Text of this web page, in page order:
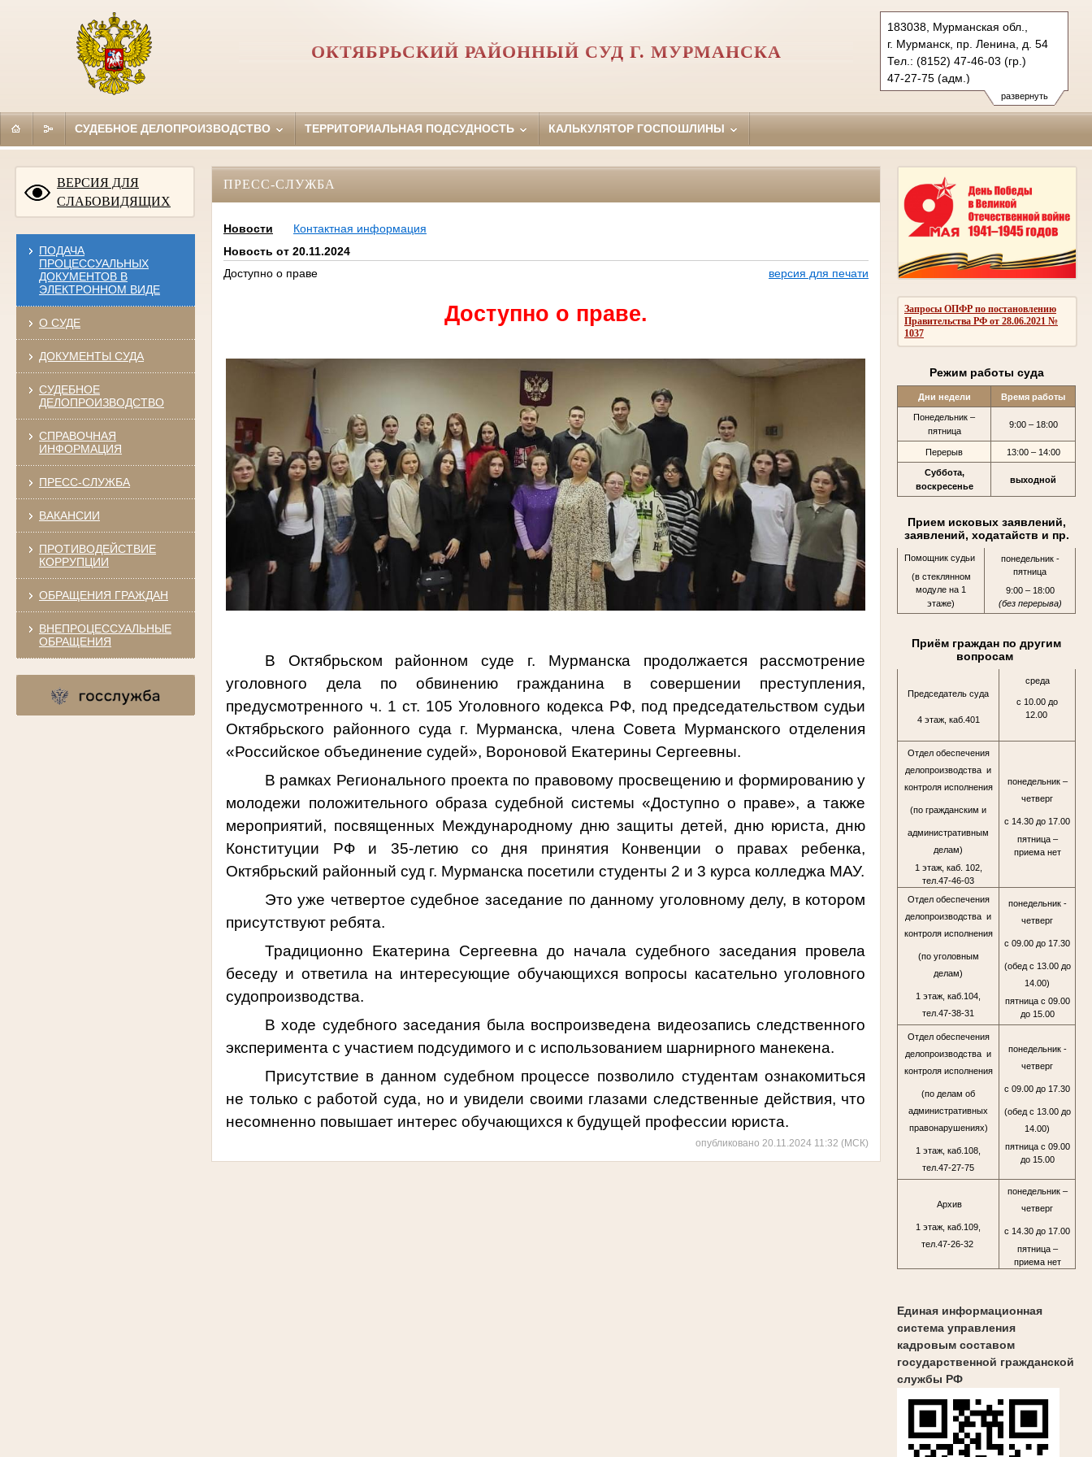
развернуть
183038, Мурманская обл.,
г. Мурманск, пр. Ленина, д. 54
Тел.: (8152) 47-46-03 (гр.)
47-27-75 (адм.)
47-38-31 (уг.)
okt.mrm@sudrf.ru
ОКТЯБРЬСКИЙ РАЙОННЫЙ СУД Г. МУРМАНСКА
СУДЕБНОЕ ДЕЛОПРОИЗВОДСТВО ТЕРРИТОРИАЛЬНАЯ ПОДСУДНОСТЬ КАЛЬКУЛЯТОР ГОСПОШЛИНЫ
ВЕРСИЯ ДЛЯ
СЛАБОВИДЯЩИХ
ПОДАЧА
ПРОЦЕССУАЛЬНЫХ
ДОКУМЕНТОВ В
ЭЛЕКТРОННОМ ВИДЕ
О СУДЕ
ДОКУМЕНТЫ СУДА
СУДЕБНОЕ
ДЕЛОПРОИЗВОДСТВО
СПРАВОЧНАЯ
ИНФОРМАЦИЯ
ПРЕСС-СЛУЖБА
ВАКАНСИИ
ПРОТИВОДЕЙСТВИЕ
КОРРУПЦИИ
ОБРАЩЕНИЯ ГРАЖДАН
ВНЕПРОЦЕССУАЛЬНЫЕ
ОБРАЩЕНИЯ
Запросы ОПФР по постановлению
Правительства РФ от 28.06.2021 №
1037
Режим работы суда
Дни недели Время работы
Понедельник –
пятница
9:00 – 18:00
Перерыв 13:00 – 14:00
Суббота,
воскресенье
выходной
Прием исковых заявлений,
заявлений, ходатайств и пр.
Помощник судьи
(в стеклянном
модуле на 1
этаже)
понедельник -
пятница
9:00 – 18:00
(без перерыва)
Приём граждан по другим
вопросам
Председатель суда
4 этаж, каб.401
среда
с 10.00 до
12.00
Отдел обеспечения
делопроизводства и
контроля исполнения
(по гражданским и
административным
делам)
1 этаж, каб. 102,
тел.47-46-03
понедельник –
четверг
с 14.30 до 17.00
пятница –
приема нет
Отдел обеспечения
делопроизводства и
контроля исполнения
(по уголовным
делам)
1 этаж, каб.104,
тел.47-38-31
понедельник -
четверг
с 09.00 до 17.30
(обед с 13.00 до
14.00)
пятница с 09.00
до 15.00
Отдел обеспечения
делопроизводства и
контроля исполнения
(по делам об
административных
правонарушениях)
1 этаж, каб.108,
тел.47-27-75
понедельник -
четверг
с 09.00 до 17.30
(обед с 13.00 до
14.00)
пятница с 09.00
до 15.00
Архив
1 этаж, каб.109,
тел.47-26-32
понедельник –
четверг
с 14.30 до 17.00
пятница –
приема нет
Единая информационная
система управления
кадровым составом
государственной гражданской
службы РФ
ПРЕСС-СЛУЖБА
Новости
Контактная информация
Новость от 20.11.2024
Доступно о праве
версия для печати
Доступно о праве.
В Октябрьском районном суде г. Мурманска продолжается рассмотрение
уголовного дела по обвинению гражданина в совершении преступления,
предусмотренного ч. 1 ст. 105 Уголовного кодекса РФ, под председательством судьи
Октябрьского районного суда г. Мурманска, члена Совета Мурманского отделения
«Российское объединение судей», Вороновой Екатерины Сергеевны.
В рамках Регионального проекта по правовому просвещению и формированию у
молодежи положительного образа судебной системы «Доступно о праве», а также
мероприятий, посвященных Международному дню защиты детей, дню юриста, дню
Конституции РФ и 35-летию со дня принятия Конвенции о правах ребенка,
Октябрьский районный суд г. Мурманска посетили студенты 2 и 3 курса колледжа МАУ.
Это уже четвертое судебное заседание по данному уголовному делу, в котором
присутствуют ребята.
Традиционно Екатерина Сергеевна до начала судебного заседания провела
беседу и ответила на интересующие обучающихся вопросы касательно уголовного
судопроизводства.
В ходе судебного заседания была воспроизведена видеозапись следственного
эксперимента с участием подсудимого и с использованием шарнирного манекена.
Присутствие в данном судебном процессе позволило студентам ознакомиться
не только с работой суда, но и увидели своими глазами следственные действия, что
несомненно повышает интерес обучающихся к будущей профессии юриста.
опубликовано 20.11.2024 11:32 (МСК)